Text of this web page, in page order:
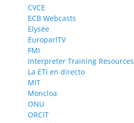
CVCE
ECB Webcasts
Elysée
EuroparlTV
FMI
Interpreter Training Resources
La ETI en directo
MIT
Moncloa
ONU
ORCIT